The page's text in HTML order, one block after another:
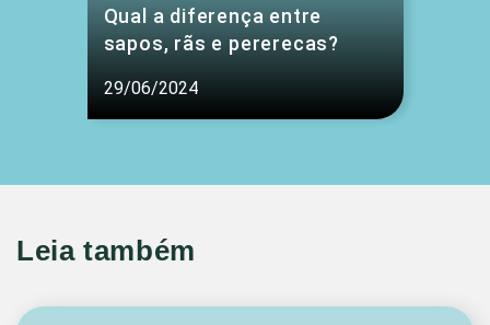
Qual a diferença entre
sapos, rãs e pererecas?
29/06/2024
Leia também